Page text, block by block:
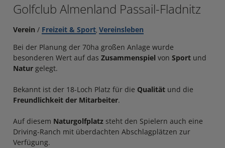
Golfclub Almenland Passail-Fladnitz
Verein / Freizeit & Sport, Vereinsleben
Bei der Planung der 70ha großen Anlage wurde
besonderen Wert auf das Zusammenspiel von Sportund
Naturgelegt.
Bekannt ist der 18-Loch Platz für die Qualitätund die
Freundlichkeit der Mitarbeiter.
Auf diesem Naturgolfplatzsteht den Spielern auch eine
Driving-Ranch mit überdachten Abschlagplätzen zur
Verfügung.